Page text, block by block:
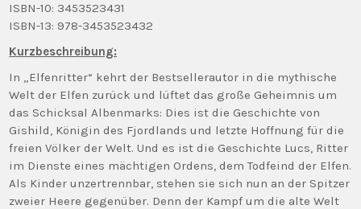
ISBN-10: 3453523431
ISBN-13: 978-3453523432
Kurzbeschreibung:
In „Elfenritter“ kehrt der Bestsellerautor in die mythische
Welt der Elfen zurück und lüftet das große Geheimnis um
das Schicksal Albenmarks: Dies ist die Geschichte von
Gishild, Königin des Fjordlands und letzte Hoffnung für die
freien Völker der Welt. Und es ist die Geschichte Lucs, Ritter
im Dienste eines mächtigen Ordens, dem Todfeind der Elfen.
Als Kinder unzertrennbar, stehen sie sich nun an der Spitzer
zweier Heere gegenüber. Denn der Kampf um die alte Welt